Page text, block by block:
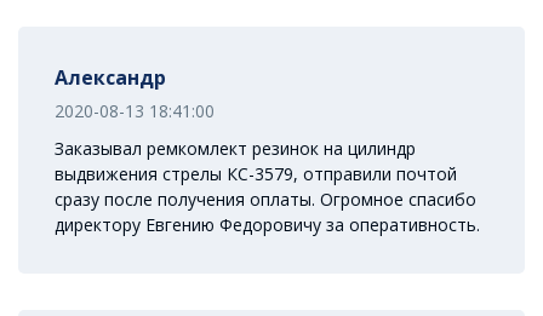
Александр
2020-08-13 18:41:00
Заказывал ремкомлект резинок на цилиндр
выдвижения стрелы КС-3579, отправили почтой
сразу после получения оплаты. Огромное спасибо
директору Евгению Федоровичу за оперативность.